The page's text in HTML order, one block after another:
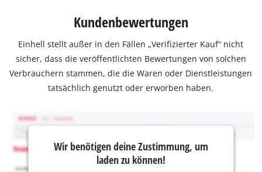
Kundenbewertungen
Einhell stellt außer in den Fällen „Verifizierter Kauf“ nicht
sicher, dass die veröffentlichten Bewertungen von solchen
Verbrauchern stammen, die die Waren oder Dienstleistungen
tatsächlich genutzt oder erworben haben.
Wir benötigen deine Zustimmung, um
laden zu können!